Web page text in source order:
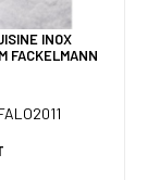
INOX
FACKELMANN